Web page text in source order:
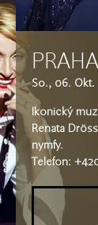
So., 06. Okt.
Ikonický
Renata
nymfy.
Telefon: